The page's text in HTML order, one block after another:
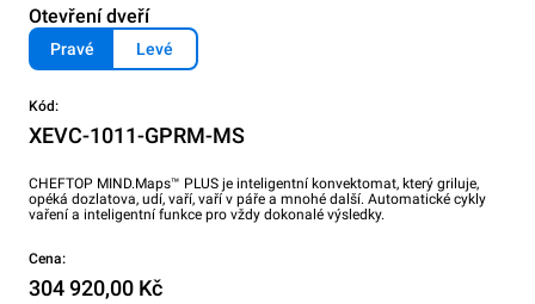
Otevření dveří
Pravé Levé
Kód:
XEVC-1011-GPRM-MS
CHEFTOP MIND.Maps™ PLUS je inteligentní konvektomat, který griluje,
opéká dozlatova, udí, vaří, vaří v páře a mnohé další. Automatické cykly
vaření a inteligentní funkce pro vždy dokonalé výsledky.
Cena:
304 920,00 Kč